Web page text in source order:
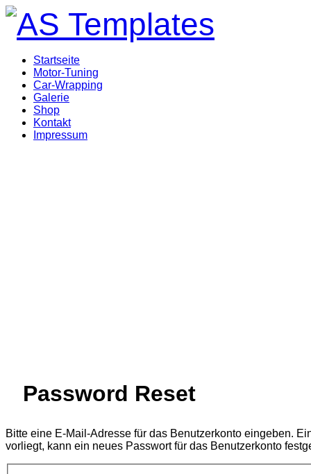
Startseite
Motor-Tuning
Car-Wrapping
Galerie
Shop
Kontakt
Impressum
Password Reset
Bitte eine E-Mail-Adresse für das Benutzerkonto eingeben.
vorliegt, kann ein neues Passwort für das Benutzerkonto